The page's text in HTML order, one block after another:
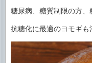
糖尿病、糖質制限の方、
抗糖化に最適のヨモギも